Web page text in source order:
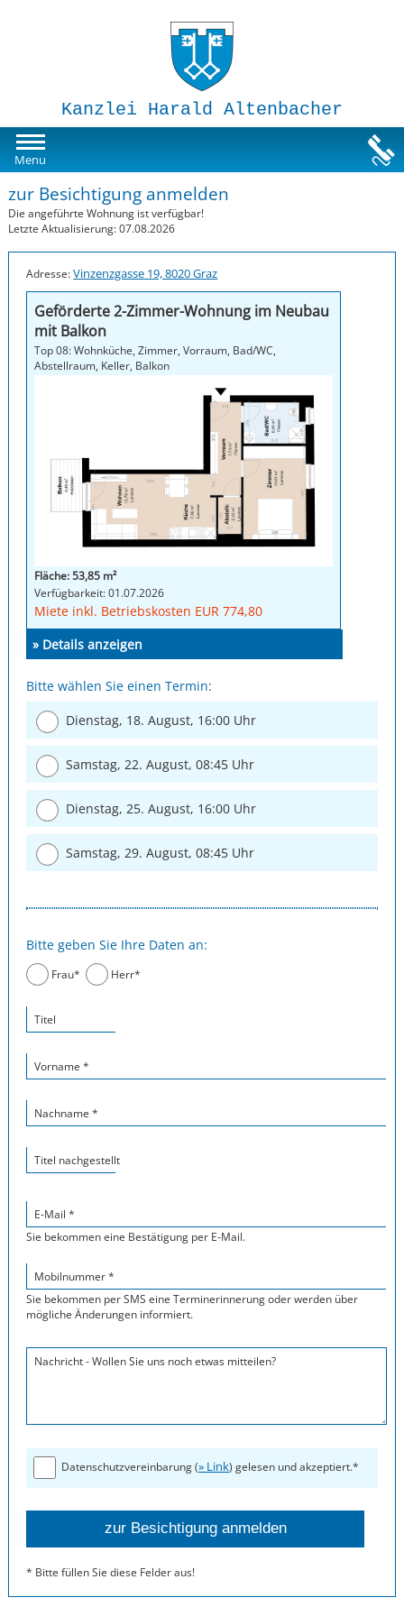
Kanzlei Harald Altenbacher
Menu
Susi-Sorglos Anlegerwohnungen
Impressum
zur Besichtigung anmelden
Die angeführte Wohnung ist verfügbar!
Letzte Aktualisierung: 07.08.2026
Adresse:Vinzenzgasse 19, 8020 Graz
Geförderte 2-Zimmer-Wohnung im Neubau
mit Balkon
Top 08: Wohnküche, Zimmer, Vorraum, Bad/WC,
Abstellraum, Keller, Balkon
Fläche: 53,85 m²
Verfügbarkeit: 01.07.2026
Miete inkl. Betriebskosten EUR 774,80
» Details anzeigen
Bitte wählen Sie einen Termin:
Dienstag, 18. August, 16:00 Uhr
Samstag, 22. August, 08:45 Uhr
Dienstag, 25. August, 16:00 Uhr
Samstag, 29. August, 08:45 Uhr
Bitte geben Sie Ihre Daten an:
Frau* Herr*
Titel
Vorname *
Nachname *
Titel nachgestellt
E-Mail *
Sie bekommen eine Bestätigung per E-Mail.
Mobilnummer *
Sie bekommen per SMS eine Terminerinnerung oder werden über
mögliche Änderungen informiert.
Nachricht - Wollen Sie uns noch etwas mitteilen?
Datenschutzvereinbarung (» Link) gelesen und akzeptiert.*
* Bitte füllen Sie diese Felder aus!